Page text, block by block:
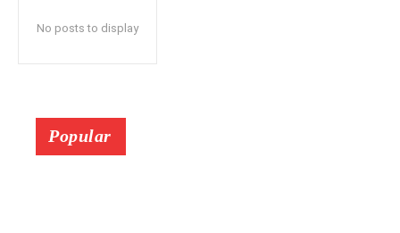
No posts to display
Popular